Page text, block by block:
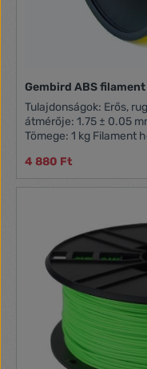
Gembird ABS
Tulajdonságok: Erős, rugalmas és tartós anyag A szál
átmérője: 1.75 ± 0.05
Tömege: 1 kg Filament
4 880 Ft